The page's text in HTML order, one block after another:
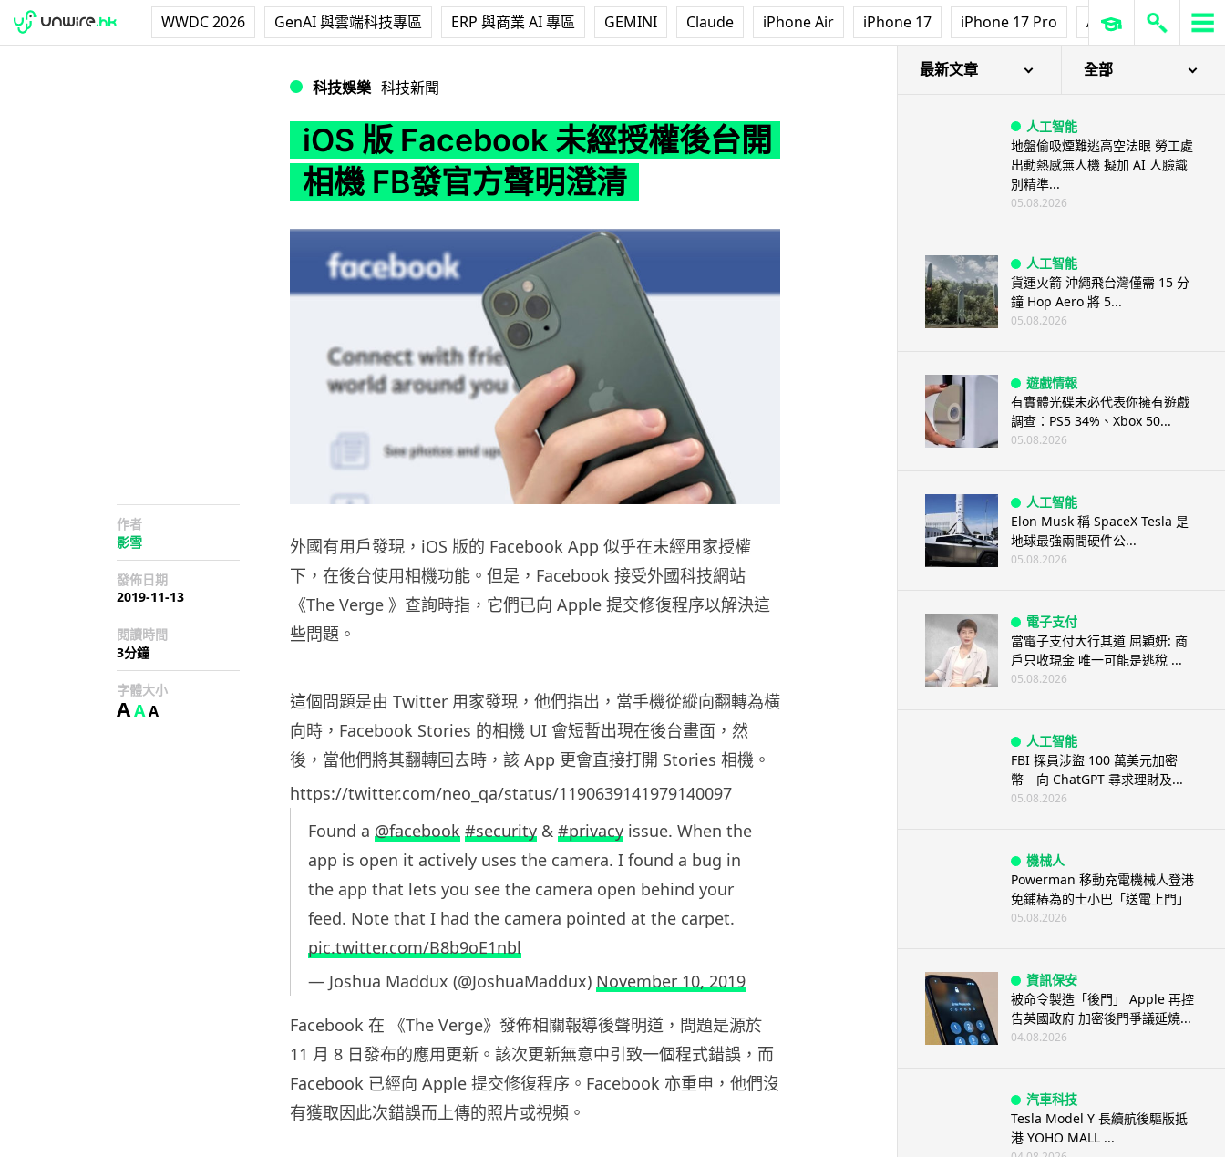
WWDC 2026 GenAI 與雲端科技專區 ERP 與商業 AI 專區 GEMINI Claude iPhone Air iPhone 17 iPhone 17 Pro AirPods Pro 3
科技娛樂 科技新聞
iOS 版 Facebook 未經授權後台開
相機 FB發官方聲明澄清
作者
影雪
發佈日期
2019-11-13
閱讀時間
3分鐘
字體大小
AAA
外國有用戶發現，iOS 版的 Facebook App 似乎在未經用家授權
下，在後台使用相機功能。但是，Facebook 接受外國科技網站
《The Verge 》查詢時指，它們已向 Apple 提交修復程序以解決這
些問題。
這個問題是由 Twitter 用家發現，他們指出，當手機從縱向翻轉為橫
向時，Facebook Stories 的相機 UI 會短暫出現在後台畫面，然
後，當他們將其翻轉回去時，該 App 更會直接打開 Stories 相機。
https://twitter.com/neo_qa/status/1190639141979140097
Found a @facebook #security & #privacy issue. When the
app is open it actively uses the camera. I found a bug in
the app that lets you see the camera open behind your
feed. Note that I had the camera pointed at the carpet.
pic.twitter.com/B8b9oE1nbl
— Joshua Maddux (@JoshuaMaddux) November 10, 2019
Facebook 在 《The Verge》發佈相關報導後聲明道，問題是源於
11 月 8 日發布的應用更新。該次更新無意中引致一個程式錯誤，而
Facebook 已經向 Apple 提交修復程序。Facebook 亦重申，他們沒
有獲取因此次錯誤而上傳的照片或視頻。
最新文章 全部
人工智能
地盤偷吸煙難逃高空法眼 勞工處
出動熱感無人機 擬加 AI 人臉識
別精準...
05.08.2026
人工智能
貨運火箭 沖繩飛台灣僅需 15 分
鐘 Hop Aero 將 5...
05.08.2026
遊戲情報
有實體光碟未必代表你擁有遊戲
調查：PS5 34%、Xbox 50...
05.08.2026
人工智能
Elon Musk 稱 SpaceX Tesla 是
地球最強兩間硬件公...
05.08.2026
電子支付
當電子支付大行其道 屈穎妍: 商
戶只收現金 唯一可能是逃稅 ...
05.08.2026
人工智能
FBI 探員涉盜 100 萬美元加密
幣 向 ChatGPT 尋求理財及...
05.08.2026
機械人
Powerman 移動充電機械人登港
免鋪樁為的士小巴「送電上門」
05.08.2026
資訊保安
被命令製造「後門」 Apple 再控
告英國政府 加密後門爭議延燒...
04.08.2026
汽車科技
Tesla Model Y 長續航後驅版抵
港 YOHO MALL ...